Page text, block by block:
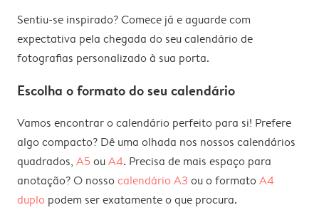
Sentiu-se inspirado? Comece já e aguarde com
expectativa pela chegada do seu calendário de
fotografias personalizado à sua porta.
Escolha o formato do seu calendário
Vamos encontrar o calendário perfeito para si! Prefere
algo compacto? Dê uma olhada nos nossos calendários
quadrados, A5ouA4. Precisa de mais espaço para
anotação? O nossocalendário A3 ou o formatoA4
duplo podem ser exatamente o que procura.